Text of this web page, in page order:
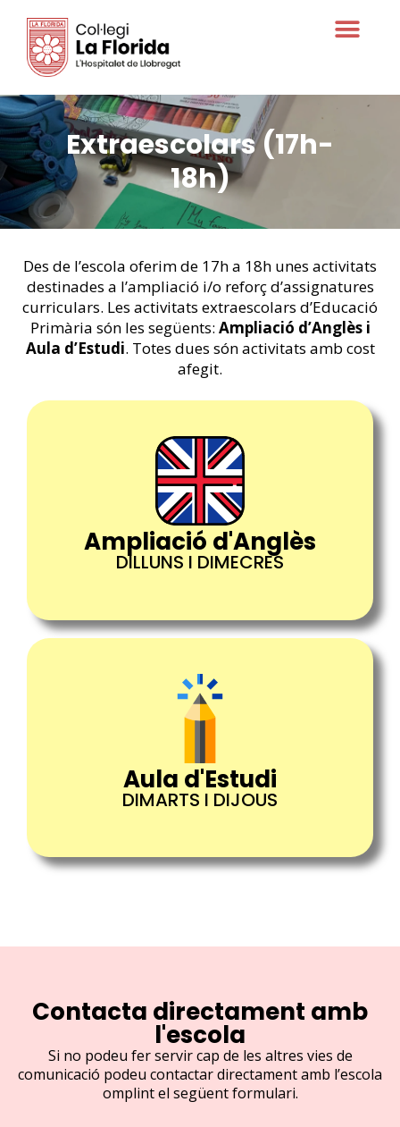
Extraescolars (17h-
18h)
Des de l’escola oferim de 17h a 18h unes activitats
destinades a l’ampliació i/o reforç d’assignatures
curriculars. Les activitats extraescolars d’Educació
Primària són les següents: Ampliació d’Anglès i
Aula d’Estudi. Totes dues són activitats amb cost
afegit.
Ampliació d'Anglès
DILLUNS I DIMECRES
Aula d'Estudi
DIMARTS I DIJOUS
Contacta directament amb
l'escola
Si no podeu fer servir cap de les altres vies de
comunicació podeu contactar directament amb l’escola
omplint el següent formulari.